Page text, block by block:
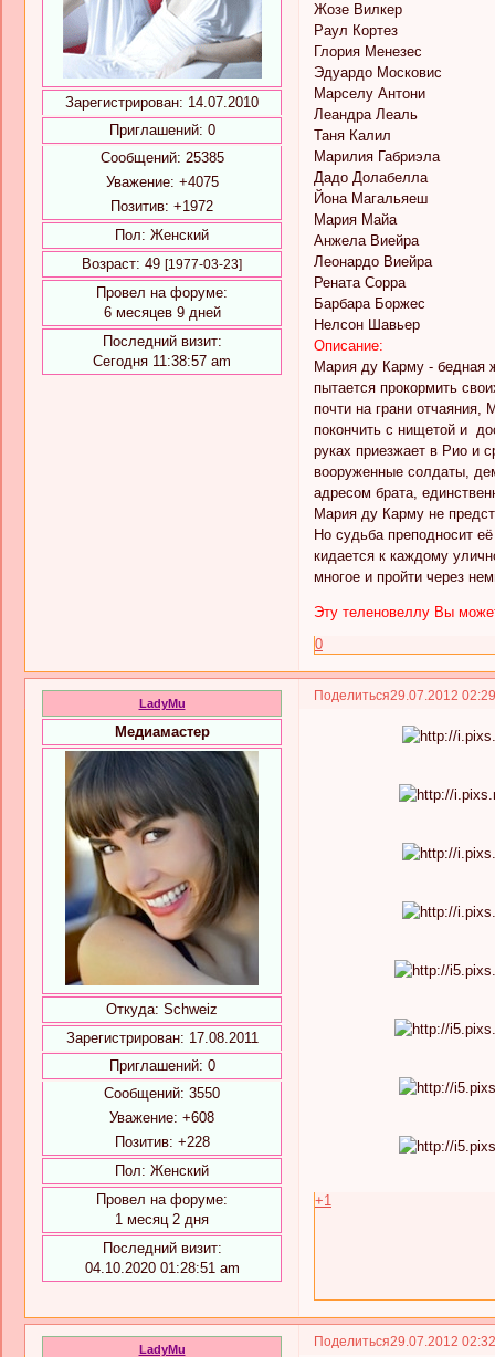
Зарегистрирован: 14.07.2010
Приглашений: 0
Сообщений: 25385
Уважение: +4075
Позитив: +1972
Пол: Женский
Возраст: 49 [1977-03-23]
Провел на форуме:
6 месяцев 9 дней
Последний визит:
Сегодня 11:38:57 am
Жозе Вилкер
Раул Кортез
Глория Менезес
Эдуардо Московис
Марселу Антони
Леандра Леаль
Таня Калил
Марилия Габриэла
Дадо Долабелла
Йона Магальяеш
Мария Майа
Анжела Виейра
Леонардо Виейра
Рената Сорра
Барбара Боржес
Нелсон Шавьер
Описание:
Мария ду Карму - бедная
пытается прокормить
почти на грани
покончить с нищетой и
руках приезжает в Рио и
вооруженные солдаты,
адресом брата,
Мария ду Карму не
Но судьба преподносит
кидается к каждому
многое и пройти через
Эту теленовеллу Вы
0
Поделиться29.07.2012
LadyMu
Медиамастер
Откуда: Schweiz
Зарегистрирован: 17.08.2011
Приглашений: 0
Сообщений: 3550
Уважение: +608
Позитив: +228
Пол: Женский
Провел на форуме:
1 месяц 2 дня
Последний визит:
04.10.2020 01:28:51 am
+1
Поделиться29.07.2012
LadyMu